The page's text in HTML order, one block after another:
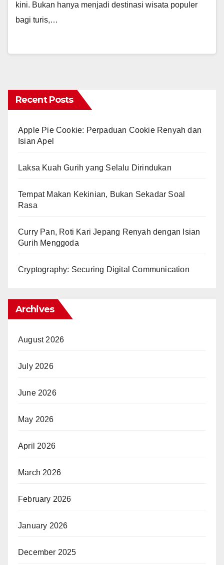
kini. Bukan hanya menjadi destinasi wisata populer
bagi turis,…
Recent Posts
Apple Pie Cookie: Perpaduan Cookie Renyah dan
Isian Apel
Laksa Kuah Gurih yang Selalu Dirindukan
Tempat Makan Kekinian, Bukan Sekadar Soal
Rasa
Curry Pan, Roti Kari Jepang Renyah dengan Isian
Gurih Menggoda
Cryptography: Securing Digital Communication
Archives
August 2026
July 2026
June 2026
May 2026
April 2026
March 2026
February 2026
January 2026
December 2025